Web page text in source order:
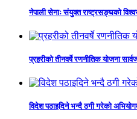
नेपाली सेनाः संयुक्त राष्ट्रसङ्घको
प्रहरीको तीनवर्षे रणनीतिक योजना
विदेश पठाइदिने भन्दै ठगी गरेको